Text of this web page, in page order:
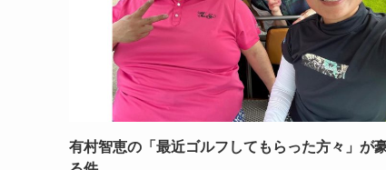
有村智恵の「最近ゴルフしてもらった方々」が